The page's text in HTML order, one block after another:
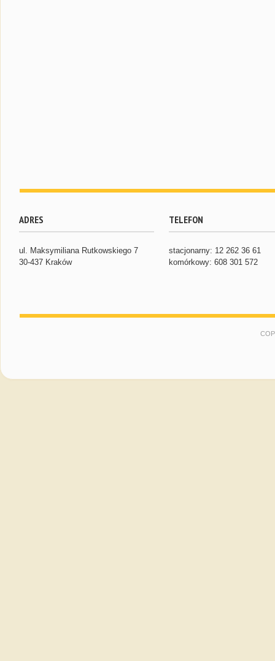
ADRES
ul. Maksymiliana Rutkowskiego 7
30-437 Kraków
TELEFON
stacjonarny: 12 262 36 61
komórkowy: 608 301 572